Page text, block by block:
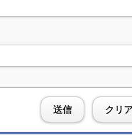
送信 クリ